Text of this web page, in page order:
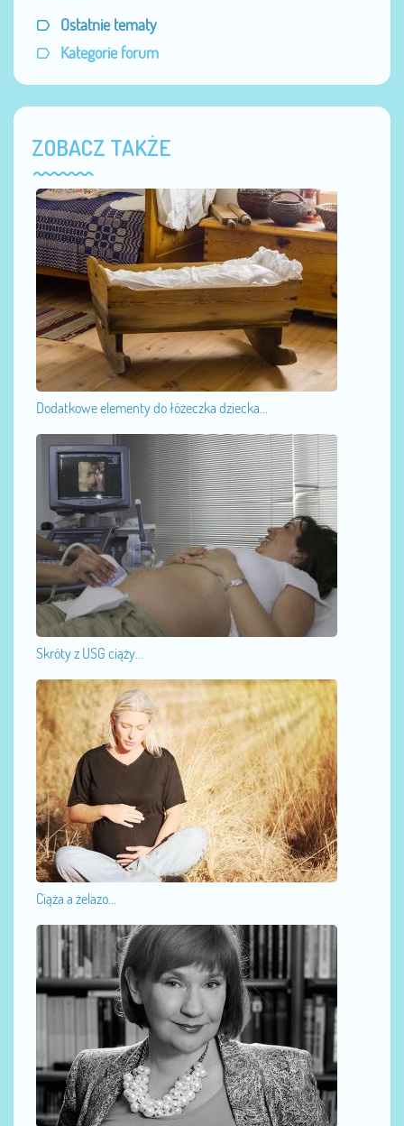
Ostatnie tematy
Kategorie forum
ZOBACZ TAKŻE
Dodatkowe elementy do łóżeczka dziecka...
Skróty z USG ciąży...
Ciąża a żelazo...